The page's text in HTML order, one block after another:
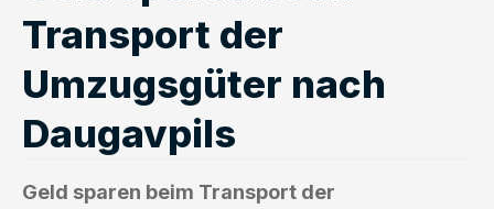
Transport der
Umzugsgüter nach
Daugavpils
Geld sparen beim Transport der